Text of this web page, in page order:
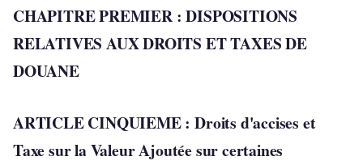
CHAPITRE PREMIER : DISPOSITIONS
RELATIVES AUX DROITS ET TAXES DE
DOUANE
ARTICLE CINQUIEME : Droits d'accises et
Taxe sur la Valeur Ajoutée sur certaines